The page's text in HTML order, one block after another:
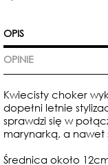
OPIS
OPINIE
Kwiecisty choker
dopełni letnie
sprawdzi się w
marynarką, a nawet
Średnica około